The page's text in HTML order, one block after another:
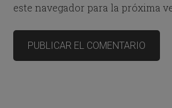
este navegador para la próxima